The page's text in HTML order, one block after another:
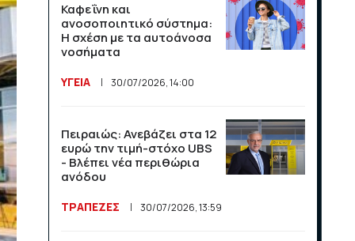
Καφεΐνη και
ανοσοποιητικό σύστημα:
Η σχέση με τα αυτοάνοσα
νοσήματα
ΥΓΕΙΑ 30/07/2026, 14:00
Πειραιώς: Ανεβάζει στα 12
ευρώ την τιμή-στόχο UBS
- Βλέπει νέα περιθώρια
ανόδου
ΤΡΑΠΕΖΕΣ 30/07/2026, 13:59